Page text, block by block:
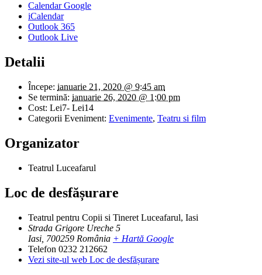
Calendar Google
iCalendar
Outlook 365
Outlook Live
Detalii
Începe: ianuarie 21, 2020 @ 9:45 am
Se termină: ianuarie 26, 2020 @ 1:00 pm
Cost: Lei7- Lei14
Categorii Eveniment: Evenimente, Teatru si film
Organizator
Teatrul Luceafarul
Loc de desfășurare
Teatrul pentru Copii si Tineret Luceafarul, Iasi
Strada Grigore Ureche 5
Iasi 700259 România + Hartă Google
Telefon 0232 212662
Vezi site-ul web Loc de desfășurare